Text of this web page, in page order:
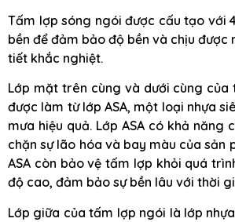
Tấm lợp sóng ngói được cấu tạo với
bền để đảm bảo độ bền và chịu được
tiết khắc nghiệt.
Lớp mặt trên cùng và dưới cùng của
được làm từ lớp ASA, một loại nhựa
mưa hiệu quả. Lớp ASA có khả năng
chặn sự lão hóa và bay màu của sản
ASA còn bảo vệ tấm lợp khỏi quá
độ cao, đảm bảo sự bền lâu với thời
Lớp giữa của tấm lợp ngói là lớp nhựa